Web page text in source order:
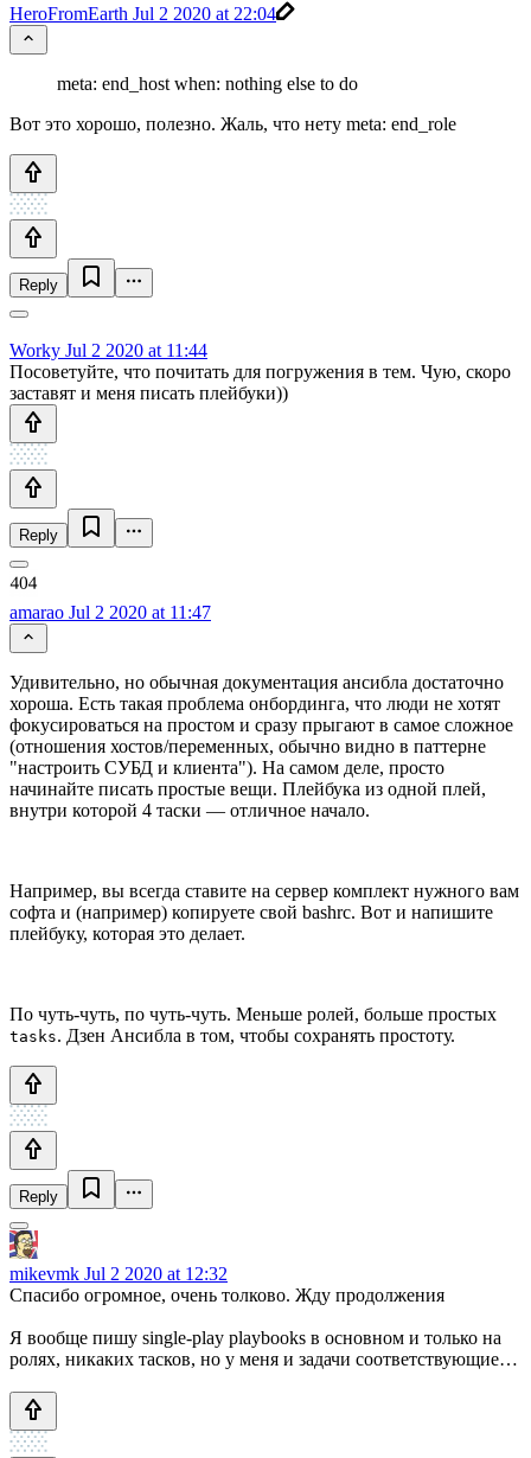
HeroFromEarth Jul 2 2020 at 22:04
meta: end_host when: nothing else to do
Вот это хорошо, полезно. Жаль, что нету meta: end_role
Reply
Worky Jul 2 2020 at 11:44
Посоветуйте, что почитать для погружения в тем. Чую, скоро
заставят и меня писать плейбуки))
Reply
amarao Jul 2 2020 at 11:47
Удивительно, но обычная документация ансибла достаточно
хороша. Есть такая проблема онбординга, что люди не хотят
фокусироваться на простом и сразу прыгают в самое сложное
(отношения хостов/переменных, обычно видно в паттерне
"настроить СУБД и клиента"). На самом деле, просто
начинайте писать простые вещи. Плейбука из одной плей,
внутри которой 4 таски — отличное начало.
Например, вы всегда ставите на сервер комплект нужного вам
софта и (например) копируете свой bashrc. Вот и напишите
плейбуку, которая это делает.
По чуть-чуть, по чуть-чуть. Меньше ролей, больше простых
tasks. Дзен Ансибла в том, чтобы сохранять простоту.
Reply
mikevmk Jul 2 2020 at 12:32
Спасибо огромное, очень толково. Жду продолжения
Я вообще пишу single-play playbooks в основном и только на
ролях, никаких тасков, но у меня и задачи соответствующие…